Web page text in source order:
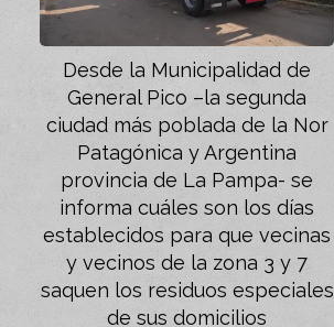
Desde la Municipalidad de
General Pico –la segunda
ciudad más poblada de la Nor
Patagónica y Argentina
provincia de La Pampa- se
informa cuáles son los días
establecidos para que vecinas
y vecinos de la zona 3 y 7
saquen los residuos especiales
de sus domicilios